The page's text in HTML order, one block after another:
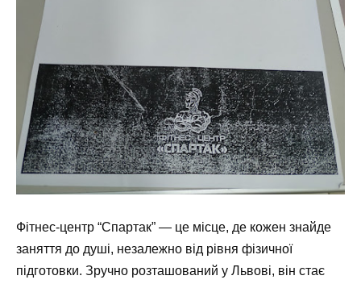
Фітнес-центр “Спартак” — це місце, де кожен знайде
заняття до душі, незалежно від рівня фізичної
підготовки. Зручно розташований у Львові, він стає